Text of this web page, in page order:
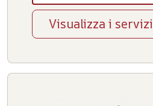
Visualizza i servizi